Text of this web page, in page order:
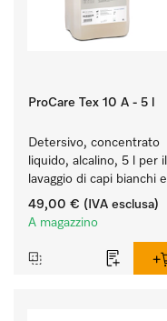
ProCare Tex 10 A - 5 l
Detersivo, concentrato
liquido, alcalino, 5 l per il
lavaggio di capi bianchi e
colorati resistenti.
49,00 € (IVA esclusa)
A magazzino